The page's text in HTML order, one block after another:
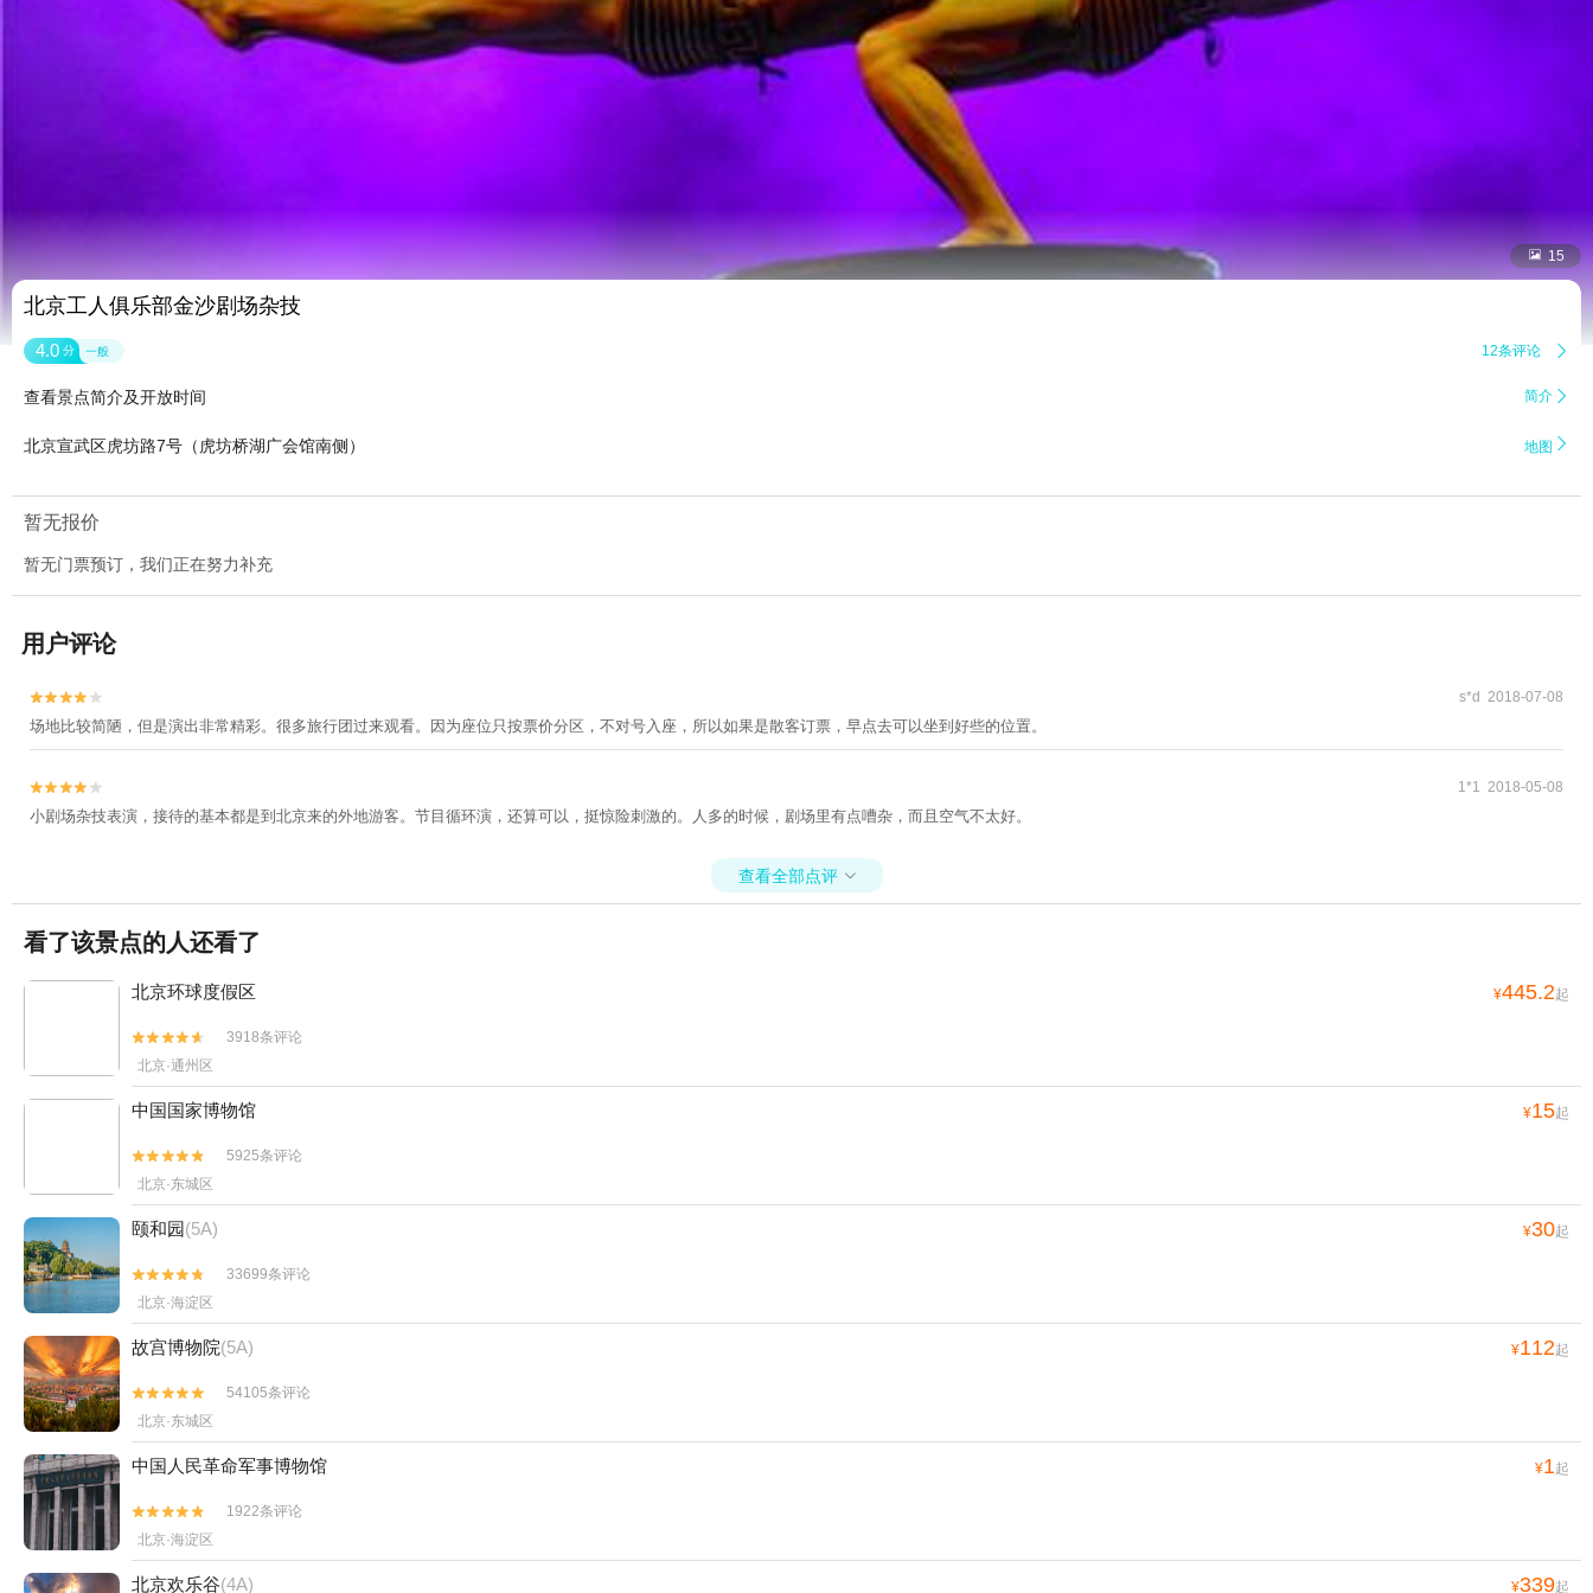
 15
北京工人俱乐部金沙剧场杂技
4.0 分 一般 12条评论 
查看景点简介及开放时间 简介 
北京宣武区虎坊路7号（虎坊桥湖广会馆南侧） 地图 
暂无报价
暂无门票预订，我们正在努力补充
用户评论

 s*d 2018-07-08
场地比较简陋，但是演出非常精彩。很多旅行团过来观看。因为座位只按票价分区，不对号入座，所以如果是散客订票，早点去可以坐到好些的位置。

 1*1 2018-05-08
小剧场杂技表演，接待的基本都是到北京来的外地游客。节目循环演，还算可以，挺惊险刺激的。人多的时候，剧场里有点嘈杂，而且空气不太好。
查看全部点评 
看了该景点的人还看了
北京环球度假区 ¥445.2起


3918条评论
北京·通州区
中国国家博物馆 ¥15起


5925条评论
北京·东城区
颐和园(5A) ¥30起


33699条评论
北京·海淀区
故宫博物院(5A) ¥112起


54105条评论
北京·东城区
中国人民革命军事博物馆 ¥1起


1922条评论
北京·海淀区
北京欢乐谷(4A) ¥339起